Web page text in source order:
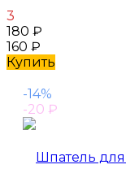
3
180 ₽
160 ₽
Купить
-14%
-20 ₽